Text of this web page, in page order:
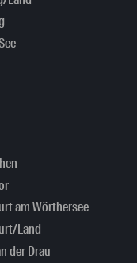
am Wörthersee
Land
der Drau